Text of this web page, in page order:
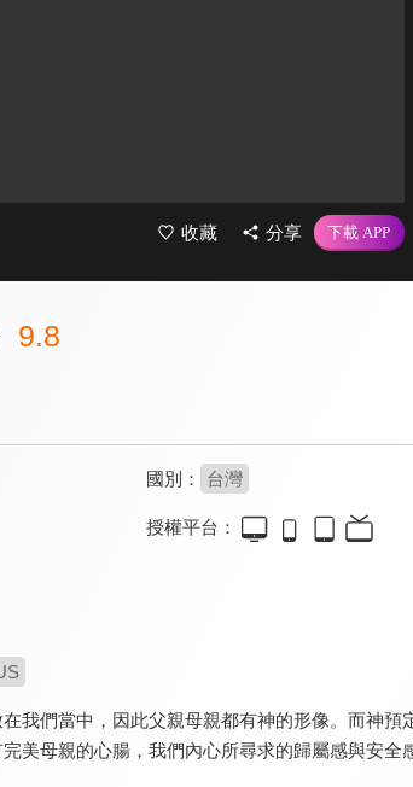
收藏 分享
9.8
國別： 台灣
授權平台：
我們當中，因此父親母親都有神的形像。而神
美母親的心腸，我們內心所尋求的歸屬感與安全